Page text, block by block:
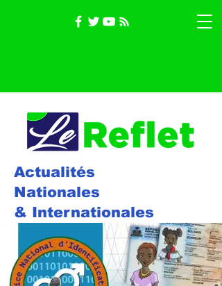
Actualités
Nationales
& Internationales